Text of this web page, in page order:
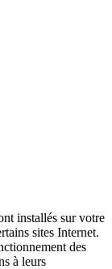
installés sur votre
sites Internet.
des
à leurs